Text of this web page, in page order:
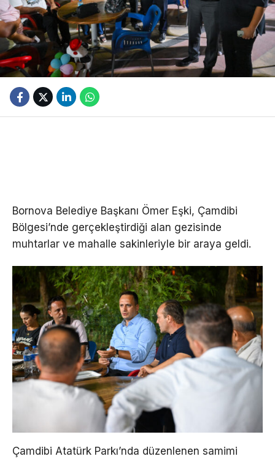
Bornova Belediye Başkanı Ömer Eşki, Çamdibi
Bölgesi’nde gerçekleştirdiği alan gezisinde
muhtarlar ve mahalle sakinleriyle bir araya geldi.
Çamdibi Atatürk Parkı’nda düzenlenen samimi